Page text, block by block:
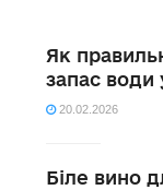
Як
запас води
20.02.2026
Біле вино